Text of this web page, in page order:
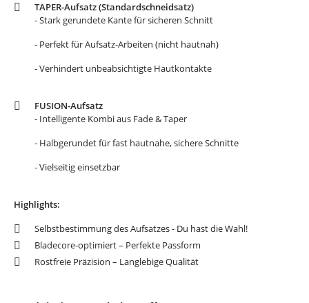
TAPER-Aufsatz (Standardschneidsatz)
- Stark gerundete Kante für sicheren Schnitt
- Perfekt für Aufsatz-Arbeiten (nicht hautnah)
- Verhindert unbeabsichtigte Hautkontakte
FUSION-Aufsatz
- Intelligente Kombi aus Fade & Taper
- Halbgerundet für fast hautnahe, sichere Schnitte
- Vielseitig einsetzbar
Highlights:
Selbstbestimmung des Aufsatzes - Du hast die Wahl!
Bladecore-optimiert – Perfekte Passform
Rostfreie Präzision – Langlebige Qualität